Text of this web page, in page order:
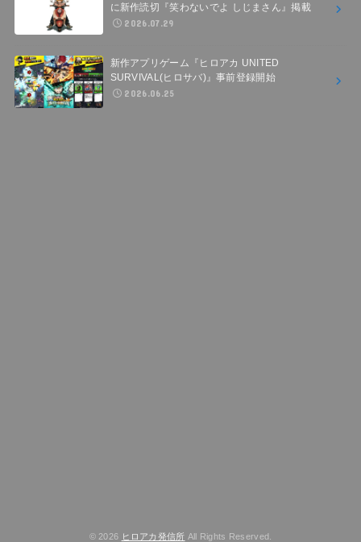
に新作読切『笑わないでよ しじまさん』掲載
2026.07.29
新作アプリゲーム『ヒロアカ UNITED
SURVIVAL(ヒロサバ)』事前登録開始
2026.06.25
© 2026 ヒロアカ発信所 All Rights Reserved.